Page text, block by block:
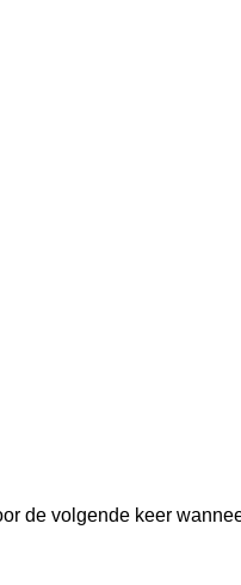
de volgende keer